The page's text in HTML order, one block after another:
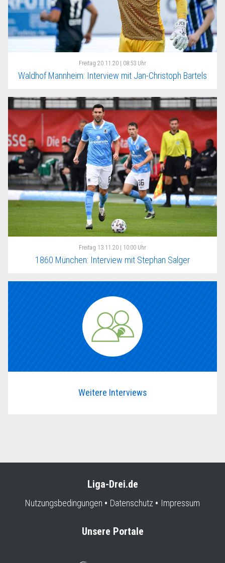
Freitag 20.11.20 | 08:53 Uhr
Waldhof Mannheim: Interview mit Jan-Christoph Bartels
Freitag 13.11.20 | 10:00 Uhr
1860 München: Interview mit Stephan Salger
Weitere Interviews
Liga-Drei.de
Nutzungsbedingungen Datenschutz Impressum
Unsere Portale